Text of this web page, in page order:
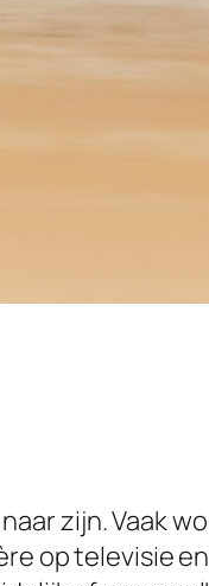
zijn. Vaak
op televisie